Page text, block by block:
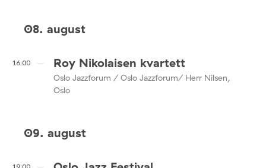
08. august
16:00 Roy Nikolaisen kvartett
Oslo Jazzforum / Oslo Jazzforum/ Herr Nilsen,
Oslo
09. august